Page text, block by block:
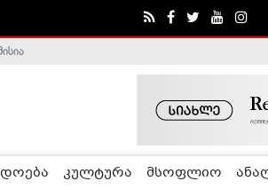
კულტურა მსოფლიო